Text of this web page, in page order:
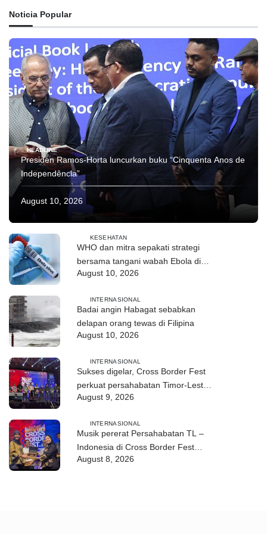
Noticia Popular
HEADLINE
Presiden Ramos-Horta luncurkan buku “Cinquenta Anos de
Independência”
August 10, 2026
KESEHATAN
WHO dan mitra sepakati strategi
bersama tangani wabah Ebola di
RD Kongo
August 10, 2026
INTERNASIONAL
Badai angin Habagat sebabkan
delapan orang tewas di Filipina
August 10, 2026
INTERNASIONAL
Sukses digelar, Cross Border Fest
perkuat persahabatan Timor-Leste
dan Indonesia
August 9, 2026
INTERNASIONAL
Musik pererat Persahabatan TL –
Indonesia di Cross Border Fest
2026
August 8, 2026